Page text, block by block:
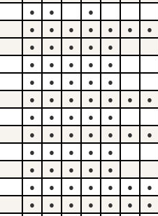
● ● ●
● ● ● ● ● ● ●
● ● ● ● ●
● ● ● ●
●
● ● ● ●
●
● ● ● ● ● ● ●
● ● ● ●
●
● ● ● ● ● ● ●
● ● ● ●
●
● ● ● ●
●
● ● ● ● ● ● ●
● ● ● ● ● ●
●